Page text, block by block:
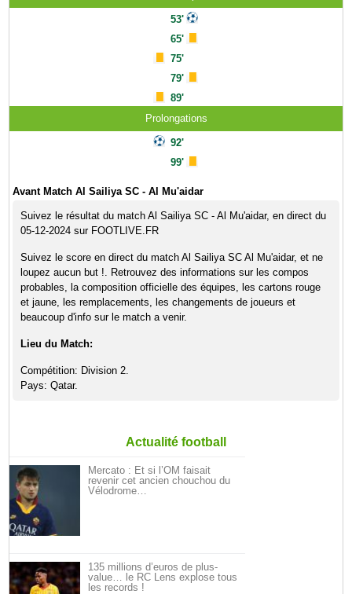
53'
65'
75'
79'
89'
Prolongations
92'
99'
Avant Match Al Sailiya SC - Al Mu'aidar
Suivez le résultat du match Al Sailiya SC - Al Mu'aidar, en direct du
05-12-2024 sur FOOTLIVE.FR
Suivez le score en direct du match Al Sailiya SC Al Mu'aidar, et ne
loupez aucun but !. Retrouvez des informations sur les compos
probables, la composition officielle des équipes, les cartons rouge
et jaune, les remplacements, les changements de joueurs et
beaucoup d'info sur le match a venir.
Lieu du Match:
Compétition: Division 2.
Pays: Qatar.
Actualité football
Mercato : Et si l’OM faisait
revenir cet ancien chouchou du
Vélodrome…
135 millions d’euros de plus-
value… le RC Lens explose tous
les records !